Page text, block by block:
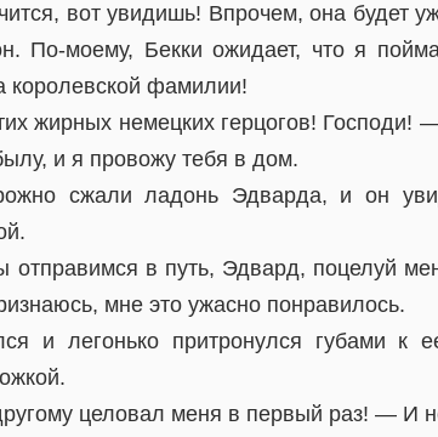
вот увидишь! Впрочем, она будет
По-моему, Бекки ожидает, что я
королевской фамилии!
жирных немецких герцогов!
и я провожу тебя в дом.
сжали ладонь Эдварда, и он
в путь, Эдвард, поцелуй
мне это ужасно понравилось.
и легонько притронулся губами к
целовал меня в первый раз! — И